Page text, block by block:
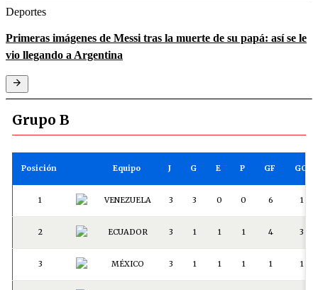
Deportes
Primeras imágenes de Messi tras la muerte de su papá: así se le
vio llegando a Argentina